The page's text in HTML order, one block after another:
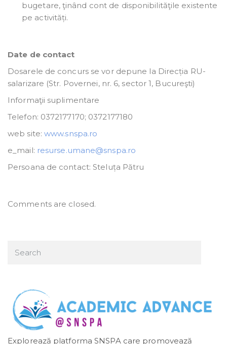
bugetare, ţinând cont de disponibilităţile existente
pe activități.
Date de contact
Dosarele de concurs se vor depune la Direcția RU-
salarizare (Str. Povernei, nr. 6, sector 1, Bucureşti)
Informaţii suplimentare
Telefon: 0372177170; 0372177180
web site: www.snspa.ro
e_mail: resurse.umane@snspa.ro
Persoana de contact: Steluța Pătru
Comments are closed.
Explorează platforma SNSPA care promovează